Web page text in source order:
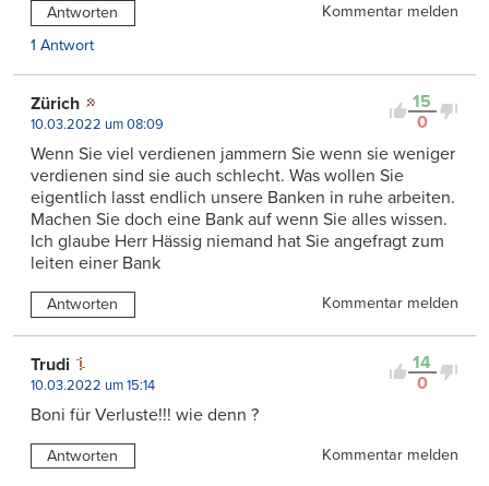
Antworten
Kommentar melden
1 Antwort
15
0
Zürich
10.03.2022 um 08:09
Wenn Sie viel verdienen jammern Sie wenn sie weniger
verdienen sind sie auch schlecht. Was wollen Sie
eigentlich lasst endlich unsere Banken in ruhe arbeiten.
Machen Sie doch eine Bank auf wenn Sie alles wissen.
Ich glaube Herr Hässig niemand hat Sie angefragt zum
leiten einer Bank
Antworten Kommentar melden
14
0
Trudi
10.03.2022 um 15:14
Boni für Verluste!!! wie denn ?
Antworten Kommentar melden